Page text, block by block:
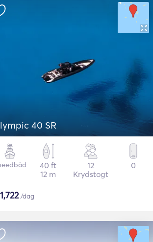
40 SR
40 ft
12 m
12
Krydstogt
0
1,722/dag